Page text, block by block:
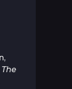
The